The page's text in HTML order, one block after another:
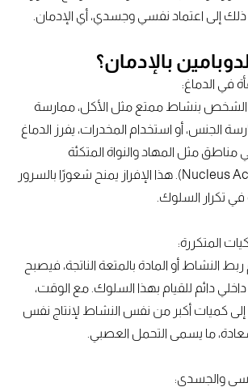
إلى اعتماد نفسي وجسدي، أي الإدمان.
بالإدمان؟
في الدماغ:
الشخص بنشاط ممتع مثل الأكل، ممارسة
الجنس، أو استخدام المخدرات، يفرز الدماغ
مناطق مثل المهاد والنواة المتكئة
(Nucleus Accumbens). هذا الإفراز يمنح شعورًا بالسرور
في تكرار السلوك.
المتكررة:
ربط النشاط أو المادة بالمتعة الناتجة، فيصبح
دائم للقيام بهذا السلوك. مع الوقت،
إلى كميات أكبر من نفس النشاط لإنتاج نفس
ما يسمى التحمل العصبي.
والجسدي: